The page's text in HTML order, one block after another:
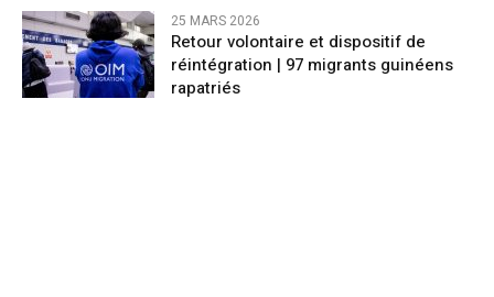
25 MARS 2026
Retour volontaire et dispositif de
réintégration | 97 migrants guinéens
rapatriés